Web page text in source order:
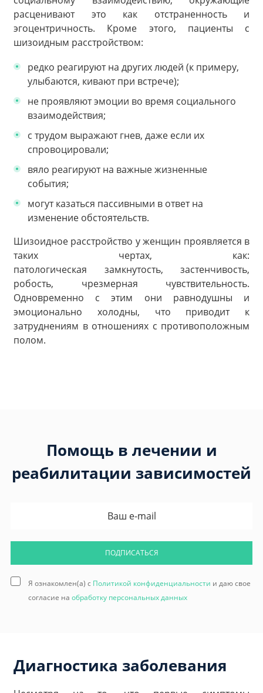
расценивают это как отстраненность и
эгоцентричность. Кроме этого, пациенты с
шизоидным расстройством:
редко реагируют на других людей (к примеру,
улыбаются, кивают при встрече);
не проявляют эмоции во время социального
взаимодействия;
с трудом выражают гнев, даже если их
спровоцировали;
вяло реагируют на важные жизненные
события;
могут казаться пассивными в ответ на
изменение обстоятельств.
Шизоидное расстройство у женщин проявляется в
таких чертах, как:
патологическая замкнутость, застенчивость,
робость, чрезмерная чувствительность.
Одновременно с этим они равнодушны и
эмоционально холодны, что приводит к
затруднениям в отношениях с противоположным
полом.
Помощь в лечении и
реабилитации зависимостей
ПОДПИСАТЬСЯ
Я ознакомлен(а) с Политикой конфиденциальности и даю свое
согласие на обработку персональных данных
Диагностика заболевания